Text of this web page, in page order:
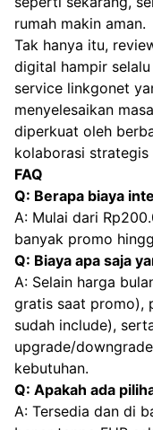
rumah makin aman.
Tak hanya itu,
digital hampir
service linkgonet
menyelesaikan
diperkuat oleh
kolaborasi strategis
FAQ
Q: Berapa biaya
A: Mulai dari
banyak promo
Q: Biaya apa saja
A: Selain harga
gratis saat promo),
sudah include),
upgrade/
kebutuhan.
Q: Apakah ada
A: Tersedia dan di